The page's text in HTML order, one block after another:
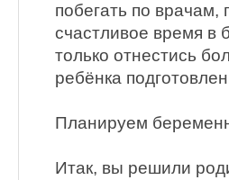
побегать по врачам,
счастливое время в
только отнестись
ребёнка
Планируем
Итак, вы решили